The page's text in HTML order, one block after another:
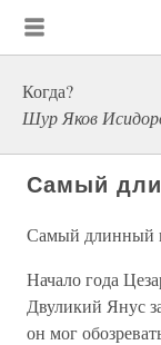
Когда?
Шур Яков
Самый
Самый длинный
Начало года
Двуликий Янус
он мог